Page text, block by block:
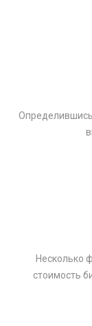
Несколько
стоимость